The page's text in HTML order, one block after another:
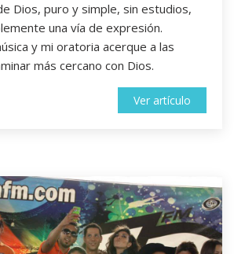
Dios, puro y simple, sin estudios,
una vía de expresión.
y mi oratoria acerque a las
más cercano con Dios.
Ver artículo